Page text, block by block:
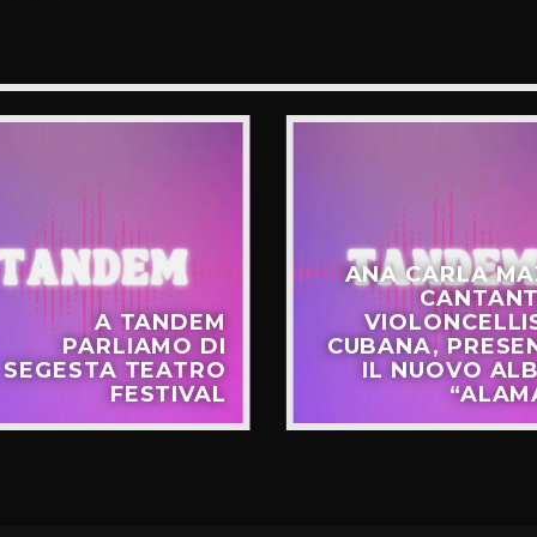
A TANDEM
PARLIAMO DI
SEGESTA TEATRO
FESTIVAL
ANA CARLA
CUBANA,
IL NUOVO